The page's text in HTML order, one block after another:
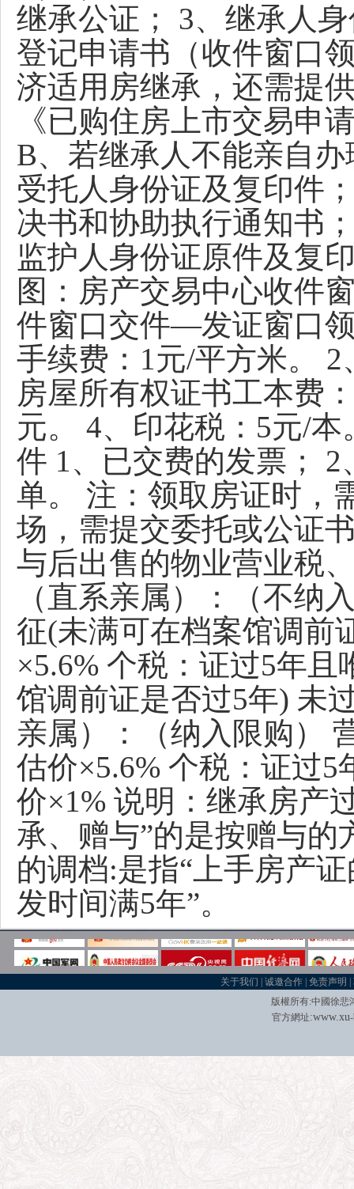
继承公证； 3、继承人
登记申请书（收件窗口
济适用房继承，还需提
《已购住房上市交易申
B、若继承人不能亲自
受托人身份证及复印件
决书和协助执行通知书
监护人身份证原件及复
图：房产交易中心收
件窗口交件—发证窗口
手续费：1元/平方米。
房屋所有权证书工本费
元。 4、印花税：5元/
件 1、已交费的发票；
单。 注：领取房证时，
场，需提交委托或公证
与后出售的物业营业税
（直系亲属）：（不纳
征(未满可在档案馆调前
×5.6% 个税：证过5年
馆调前证是否过5年) 未
亲属）：（纳入限购）
估价×5.6% 个税：证过
价×1% 说明：继承房产
承、赠与”的是按赠与
的调档:是指“上手房产
发时间满5年”。
关于我们 |诚邀合作 |免责声明 |
版權所有:中國徐悲
官方網址:www.xu